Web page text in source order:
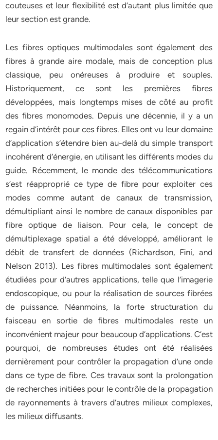
couteuses et leur flexibilité est d’autant plus limitée que
leur section est grande.
Les fibres optiques multimodales sont également des
fibres à grande aire modale, mais de conception plus
classique, peu onéreuses à produire et souples.
Historiquement, ce sont les premières fibres
développées, mais longtemps mises de côté au profit
des fibres monomodes. Depuis une décennie, il y a un
regain d’intérêt pour ces fibres. Elles ont vu leur domaine
d’application s’étendre bien au-delà du simple transport
incohérent d’énergie, en utilisant les différents modes du
guide. Récemment, le monde des télécommunications
s’est réapproprié ce type de fibre pour exploiter ces
modes comme autant de canaux de transmission,
démultipliant ainsi le nombre de canaux disponibles par
fibre optique de liaison. Pour cela, le concept de
démultiplexage spatial a été développé, améliorant le
débit de transfert de données (Richardson, Fini, and
Nelson 2013). Les fibres multimodales sont également
étudiées pour d’autres applications, telle que l’imagerie
endoscopique, ou pour la réalisation de sources fibrées
de puissance. Néanmoins, la forte structuration du
faisceau en sortie de fibres multimodales reste un
inconvénient majeur pour beaucoup d’applications. C’est
pourquoi, de nombreuses études ont été réalisées
dernièrement pour contrôler la propagation d’une onde
dans ce type de fibre. Ces travaux sont la prolongation
de recherches initiées pour le contrôle de la propagation
de rayonnements à travers d’autres milieux complexes,
les milieux diffusants.